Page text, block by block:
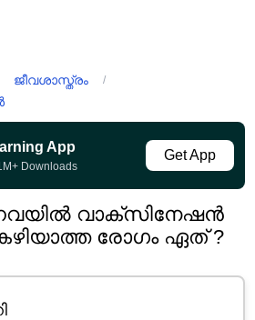
ജീവശാസ്ത്രം /
App
Downloads
Get App
വാക്സിനേഷൻ
രോഗം ഏത് ?